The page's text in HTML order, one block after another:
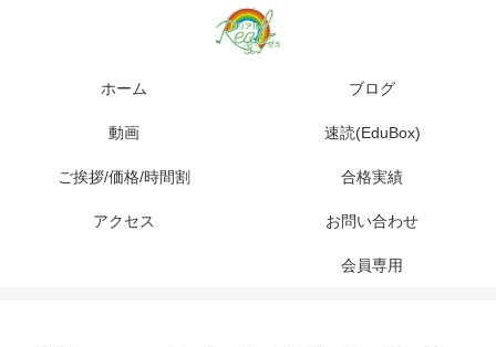
ホーム ブログ
動画 速読(EduBox)
ご挨拶/価格/時間割 合格実績
アクセス お問い合わせ
会員専用